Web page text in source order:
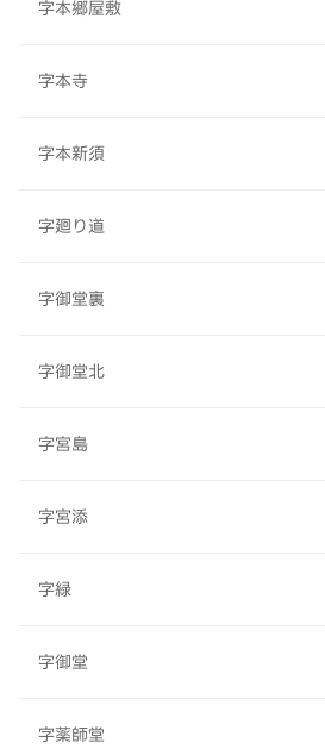
字本郷屋敷
字本寺
字本新須
字廻り道
字御堂裏
字御堂北
字宮島
字宮添
字緑
字御堂
字薬師堂